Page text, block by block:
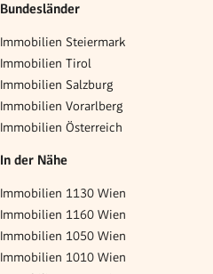
Bundesländer
Immobilien Steiermark
Immobilien Tirol
Immobilien Salzburg
Immobilien Vorarlberg
Immobilien Österreich
In der Nähe
Immobilien 1130 Wien
Immobilien 1160 Wien
Immobilien 1050 Wien
Immobilien 1010 Wien